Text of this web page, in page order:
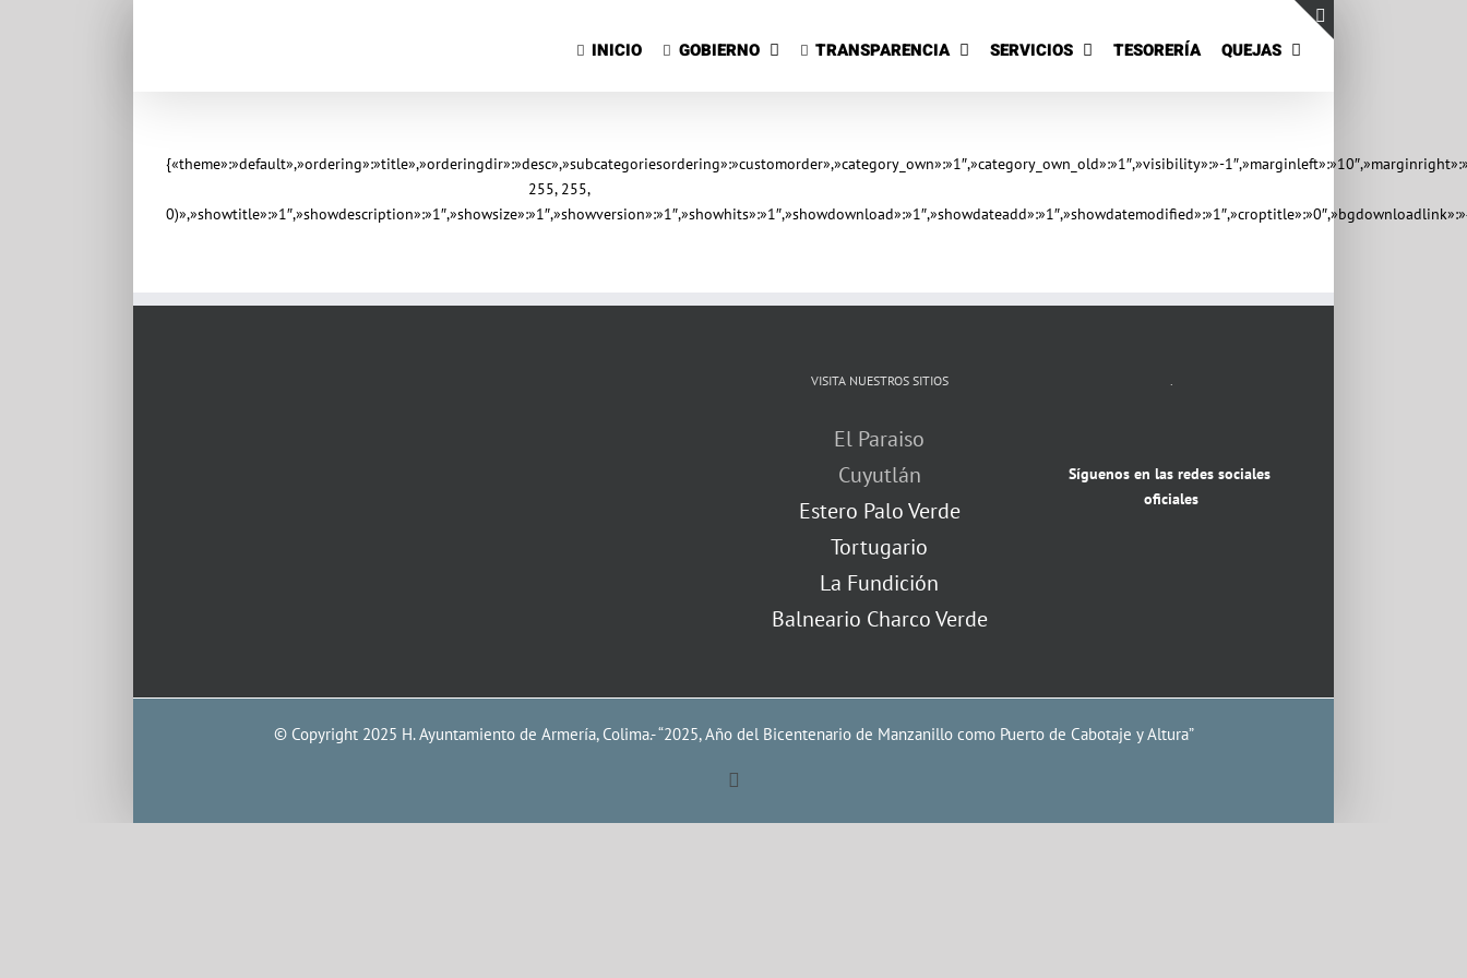
contenido
INICIO GOBIERNO TRANSPARENCIA SERVICIOS TESORERÍA QUEJAS
{«theme»:»default»,»ordering»:»title»,»orderingdir»:»desc»,»subcategoriesordering»:»customorder»,»category_own»:»1″,»category_own_old»:»1″,»visibility»:»-
255, 255,
VISITA NUESTROS SITIOS
El Paraiso
Cuyutlán
Estero Palo Verde
Tortugario
La Fundición
Balneario Charco Verde
.
Síguenos en las redes sociales
oficiales
© Copyright 2025 H. Ayuntamiento de Armería, Colima.- “2025, Año del Bicentenario de Manzanillo como Puerto de Cabotaje y Altura”